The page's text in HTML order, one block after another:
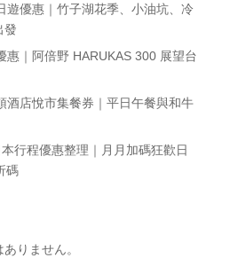
遊優惠｜竹子湖花季、小油坑、冷
發
惠｜阿倍野 HARUKAS 300 展望台
酒店悅市集餐券｜平日午餐與和牛
行程優惠整理｜月月加碼狂歡日
碼
りません。